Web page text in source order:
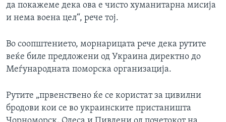
да покажеме дека ова е чисто хуманитарна мисија
и нема воена цел“, рече тој.
Во соопштението, морнарицата рече дека рутите
веќе биле предложени од Украина директно до
Меѓународната поморска организација.
Рутите „првенствено ќе се користат за цивилни
бродови кои се во украинските пристаништа